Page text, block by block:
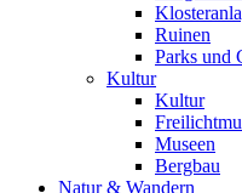
Ruinen
Parks und
Kultur
Kultur
Museen
Bergbau
Natur & Wandern